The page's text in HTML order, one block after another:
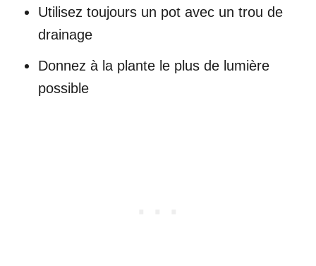
Utilisez toujours un pot avec un trou de
drainage
Donnez à la plante le plus de lumière
possible